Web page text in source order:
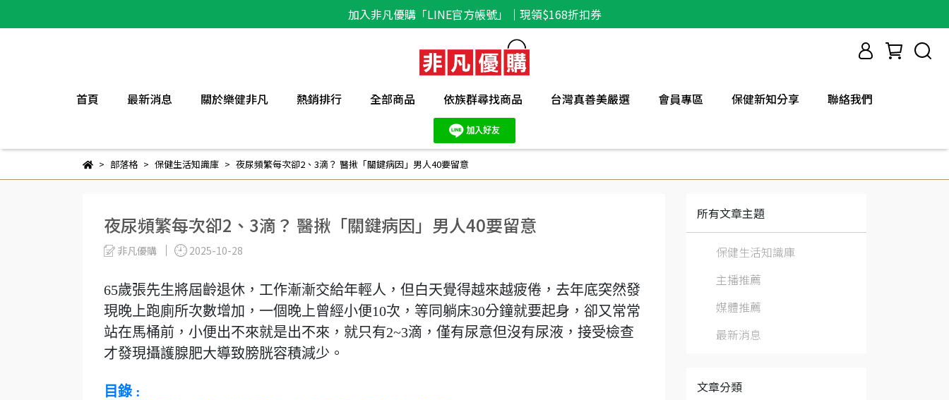
加入非凡優購「LINE官方帳號」｜現領$168折扣券
首頁 最新消息 關於樂健非凡 熱銷排行 全部商品 依族群尋找商品 台灣真善美嚴選 會員專區 保健新知分享 聯絡我們
部落格 保健生活知識庫 夜尿頻繁每次卻2、3滴？ 醫揪「關鍵病因」男人40要留意
夜尿頻繁每次卻2、3滴？ 醫揪「關鍵病因」男人40要留意
非凡優購 2025-10-28
65歲張先生將屆齡退休，工作漸漸交給年輕人，但白天覺得越來越疲倦，去年底突然發
現晚上跑廁所次數增加，一個晚上曾經小便10次，等同躺床30分鐘就要起身，卻又常常
站在馬桶前，小便出不來就是出不來，就只有2~3滴，僅有尿意但沒有尿液，接受檢查
才發現攝護腺肥大導致膀胱容積減少。
目錄 :
所有文章主題
保健生活知識庫
主播推薦
媒體推薦
最新消息
文章分類